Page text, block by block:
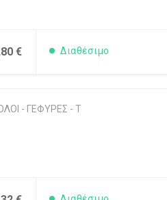
€ Διαθέσιμο
- ΓΕΦΥΡΕΣ - Τ